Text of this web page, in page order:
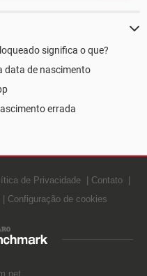
significa o que?
data de nascimento
errada
de Privacidade
Contato
Configuração de cookies